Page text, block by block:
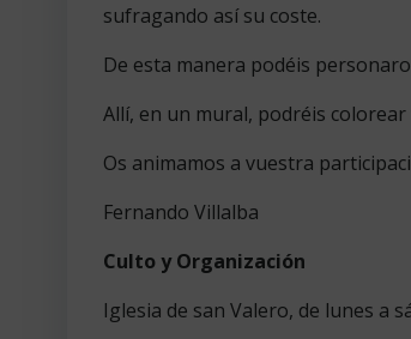
sufragando así su coste.
De esta manera podéis
Allí, en un mural, podréis
Os animamos a vuestra
Fernando Villalba
Culto y Organización
Iglesia de san Valero, de lunes a